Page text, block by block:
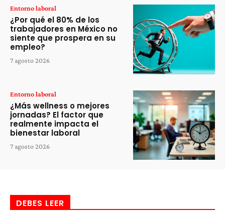
Entorno laboral
¿Por qué el 80% de los
trabajadores en México no
siente que prospera en su
empleo?
7 agosto 2026
Entorno laboral
¿Más wellness o mejores
jornadas? El factor que
realmente impacta el
bienestar laboral
7 agosto 2026
DEBES LEER